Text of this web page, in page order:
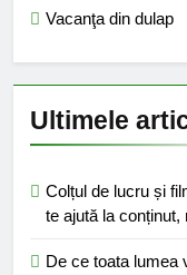
Vacanţa din dulap
Ultimele
Colțul de lucru și
te ajută la
De ce toata lumea